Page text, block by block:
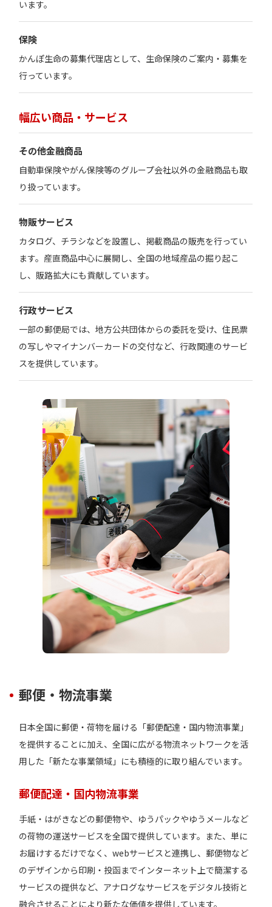
います。
保険
かんぽ生命の募集代理店として、生命保険のご案内・募集を
行っています。
幅広い商品・サービス
その他金融商品
自動車保険やがん保険等のグループ会社以外の金融商品も取
り扱っています。
物販サービス
カタログ、チラシなどを設置し、掲載商品の販売を行ってい
ます。産直商品中心に展開し、全国の地域産品の掘り起こ
し、販路拡大にも貢献しています。
行政サービス
一部の郵便局では、地方公共団体からの委託を受け、住民票
の写しやマイナンバーカードの交付など、行政関連のサービ
スを提供しています。
郵便・物流事業
日本全国に郵便・荷物を届ける「郵便配達・国内物流事業」
を提供することに加え、全国に広がる物流ネットワークを活
用した「新たな事業領域」にも積極的に取り組んでいます。
郵便配達・国内物流事業
手紙・はがきなどの郵便物や、ゆうパックやゆうメールなど
の荷物の運送サービスを全国で提供しています。また、単に
お届けするだけでなく、webサービスと連携し、郵便物など
のデザインから印刷・投函までインターネット上で簡潔する
サービスの提供など、アナログなサービスをデジタル技術と
融合させることにより新たな価値を提供しています。